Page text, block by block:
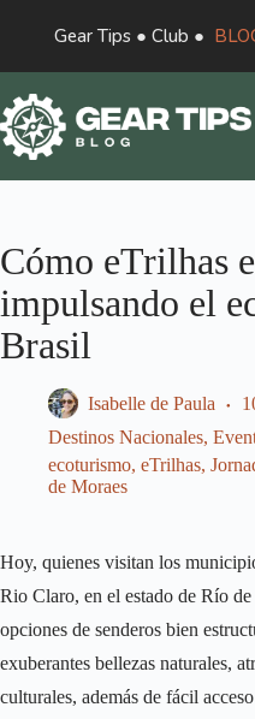
Gear Tips ● Club ●
Cómo eTrilhas
impulsando el
Brasil
Isabelle de Paula
Destinos Nacionales,
ecoturismo, eTrilhas,
de Moraes
Hoy, quienes visitan los
Rio Claro, en el estado de Río de
opciones de senderos bien
exuberantes bellezas naturales,
culturales, además de fácil